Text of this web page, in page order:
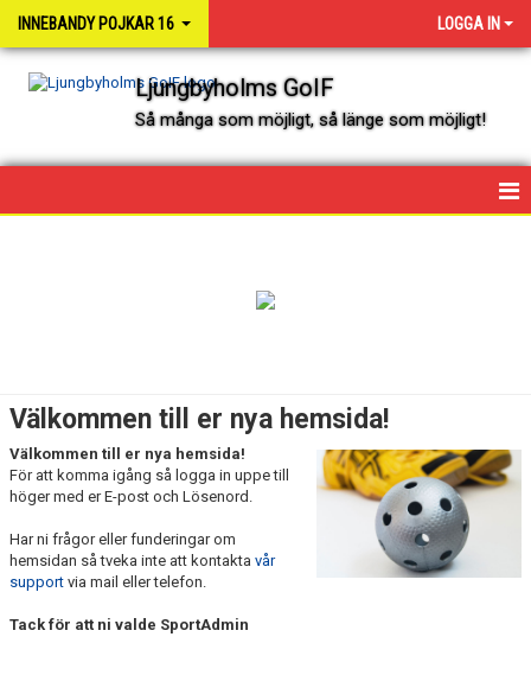
INNEBANDY POJKAR 16 LOGGA IN
Ljungbyholms GoIF
Så många som möjligt, så länge som möjligt!
BILDGALLERI
DOKUMENT
KONTAKT
Välkommen till er nya hemsida!
Välkommen till er nya hemsida!
För att komma igång så logga in uppe till
höger med er E-post och Lösenord.
Har ni frågor eller funderingar om
hemsidan så tveka inte att kontakta vår
support via mail eller telefon.
Tack för att ni valde SportAdmin